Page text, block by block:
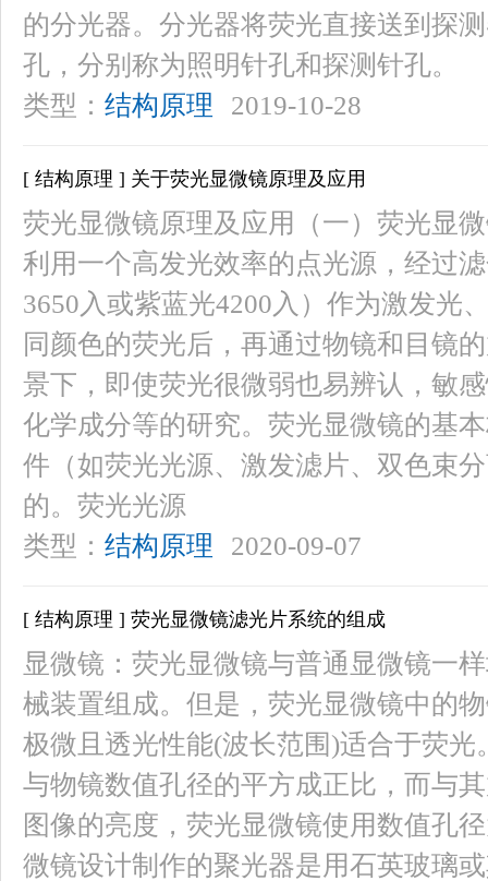
的分光器。分光器将荧光直接送到探
孔，分别称为照明针孔和探测针孔。
类型： 结构原理 2019-10-28
[ 结构原理 ] 关于荧光显微镜原理及应用
荧光显微镜原理及应用（一）荧光显
利用一个高发光效率的点光源，经过
3650入或紫蓝光4200入）作为激发光
同颜色的荧光后，再通过物镜和目镜
景下，即使荧光很微弱也易辨认，敏
化学成分等的研究。荧光显微镜的基
件（如荧光光源、激发滤片、双色束
的。荧光光源
类型： 结构原理 2020-09-07
[ 结构原理 ] 荧光显微镜滤光片系统的组成
显微镜：荧光显微镜与普通显微镜一
械装置组成。但是，荧光显微镜中的
极微且透光性能(波长范围)适合于荧
与物镜数值孔径的平方成正比，而与
图像的亮度，荧光显微镜使用数值孔
微镜设计制作的聚光器是用石英玻璃